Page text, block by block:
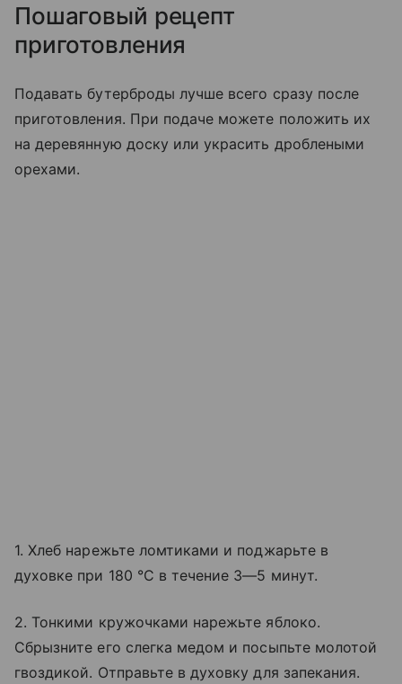
Пошаговый рецепт
приготовления
Подавать бутерброды лучше всего сразу после
приготовления. При подаче можете положить их
на деревянную доску или украсить дроблеными
орехами.
1. Хлеб нарежьте ломтиками и поджарьте в
духовке при 180 °C в течение 3—5 минут.
2. Тонкими кружочками нарежьте яблоко.
Сбрызните его слегка медом и посыпьте молотой
гвоздикой. Отправьте в духовку для запекания.